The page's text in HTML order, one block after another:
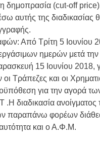
δημοπρασία (cut-off
αυτής της
Από Τρίτη 5 Ιουνίου
ημερών μετά
15 Ιουνίου 2018,
Τράπεζες και οι
για την αγορά
.Η διαδικασία ανοίγματος
παραπάνω φορέων
και ο Α.Φ.Μ.